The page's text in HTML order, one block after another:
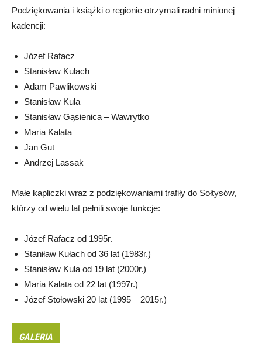
Podziękowania i książki o regionie otrzymali radni minionej
kadencji:
Józef Rafacz
Stanisław Kułach
Adam Pawlikowski
Stanisław Kula
Stanisław Gąsienica – Wawrytko
Maria Kalata
Jan Gut
Andrzej Lassak
Małe kapliczki wraz z podziękowaniami trafiły do Sołtysów,
którzy od wielu lat pełnili swoje funkcje:
Józef Rafacz od 1995r.
Staniław Kułach od 36 lat (1983r.)
Stanisław Kula od 19 lat (2000r.)
Maria Kalata od 22 lat (1997r.)
Józef Stołowski 20 lat (1995 – 2015r.)
GALERIA